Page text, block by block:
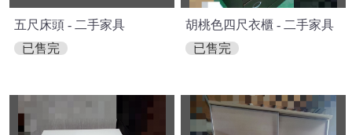
五尺床頭 - 二手家具
已售完
胡桃色四尺衣櫃 - 二手家具
已售完